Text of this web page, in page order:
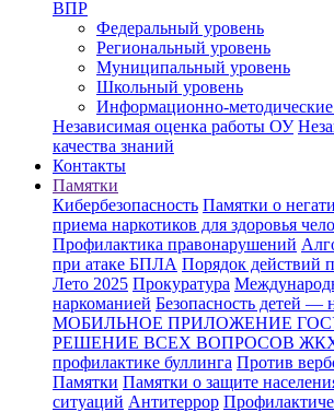
ВПР
Федеральный уровень
Региональный уровень
Муниципальный уровень
Школьный уровень
Информационно-
Независимая оценка работы ОУ
качества знаний
Контакты
Памятки
Кибербезопасность Памятки о
приема наркотиков для здоровья
Профилактика правонарушений
при атаке БПЛА Порядок действий
Лето 2025 Прокуратура
наркоманией Безопасность детей —
МОБИЛЬНОЕ ПРИЛОЖЕНИЕ
РЕШЕНИЕ ВСЕХ ВОПРОСОВ
профилактике буллинга Против
Памятки Памятки о защите
ситуаций Антитеррор